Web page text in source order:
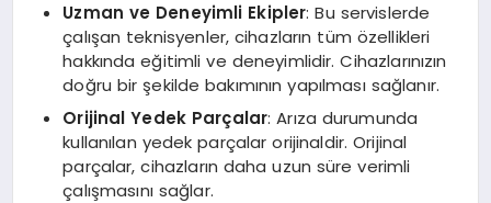
Uzman ve Deneyimli Ekipler: Bu servislerde
çalışan teknisyenler, cihazların tüm özellikleri
hakkında eğitimli ve deneyimlidir. Cihazlarınızın
doğru bir şekilde bakımının yapılması sağlanır.
Orijinal Yedek Parçalar: Arıza durumunda
kullanılan yedek parçalar orijinaldir. Orijinal
parçalar, cihazların daha uzun süre verimli
çalışmasını sağlar.